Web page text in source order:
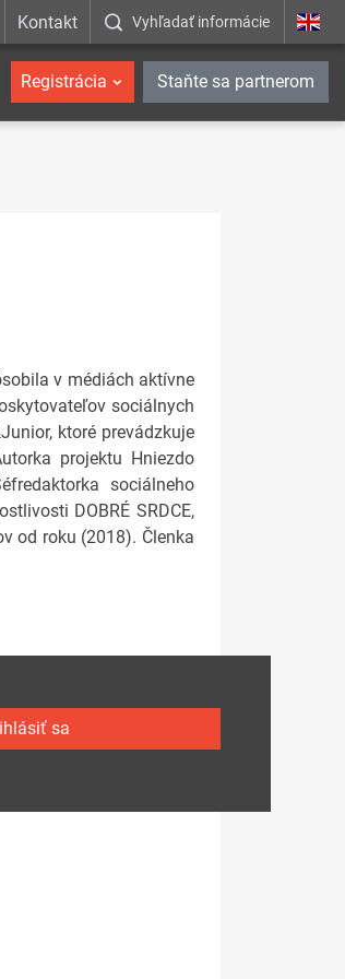
Kontakt Vyhľadať informácie
Registrácia Staňte sa partnerom
v médiách aktívne
sociálnych
ktoré prevádzkuje
projektu Hniezdo
sociálneho
DOBRÉ SRDCE,
od roku (2018). Členka
sa